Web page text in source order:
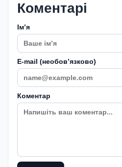
Коментарі
Імʼя
E-mail (необовʼязково)
Коментар